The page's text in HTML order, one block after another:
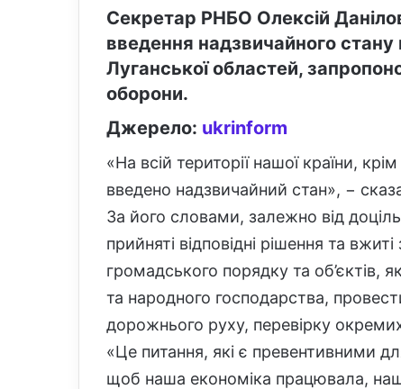
Секретар РНБО Олексій
введення надзвичайного стану
Луганської областей,
оборони.
Джерело: ukrinform
«На всій території нашої країни,
введено надзвичайний стан», −
За його словами, залежно від
прийняті відповідні рішення та
громадського порядку та об’єктів,
та народного господарства,
дорожнього руху, перевірку
«Це питання, які є превентивними
щоб наша економіка працювала,